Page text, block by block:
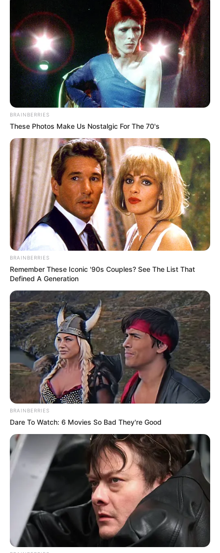
BRAINBERRIES
These Photos Make Us Nostalgic For The 70's
BRAINBERRIES
Remember These Iconic '90s Couples? See The List That
Defined A Generation
BRAINBERRIES
Dare To Watch: 6 Movies So Bad They're Good